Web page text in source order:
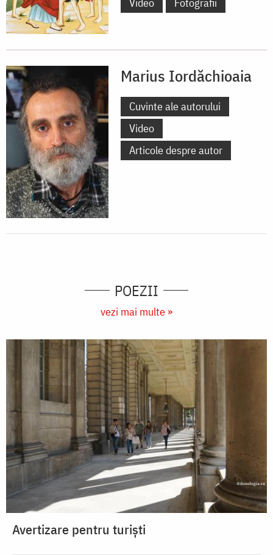
Marius Iordăchioaia
Cuvinte ale autorului
Video
Articole despre autor
POEZII
vezi mai multe »
Avertizare pentru turiști